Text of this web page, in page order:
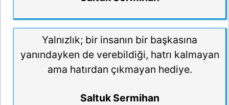
Yalnızlık; bir insanın bir başkasına
yanındayken de verebildiği, hatrı kalmayan
ama hatırdan çıkmayan hediye.
Saltuk Sermihan